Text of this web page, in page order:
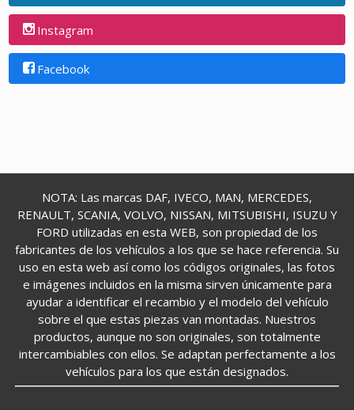
Instagram
Facebook
NOTA: Las marcas DAF, IVECO, MAN, MERCEDES,
RENAULT, SCANIA, VOLVO, NISSAN, MITSUBISHI, ISUZU Y
FORD utilizadas en esta WEB, son propiedad de los
fabricantes de los vehículos a los que se hace referencia. Su
uso en esta web así como los códigos originales, las fotos
e imágenes incluidos en la misma sirven únicamente para
ayudar a identificar el recambio y el modelo del vehículo
sobre el que estas piezas van montadas. Nuestros
productos, aunque no son originales, son totalmente
intercambiables con ellos. Se adaptan perfectamente a los
vehículos para los que están designados.